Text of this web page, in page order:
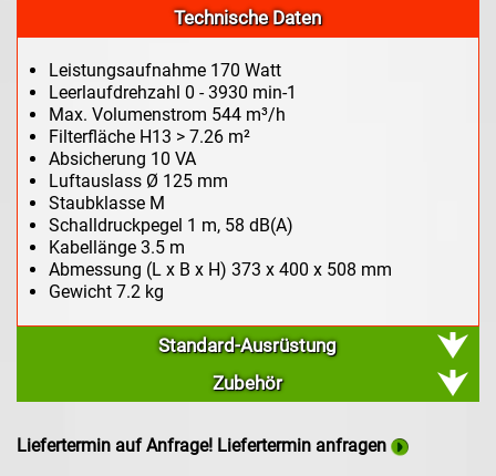
Technische Daten
Leistungsaufnahme 170 Watt
Leerlaufdrehzahl 0 - 3930 min-1
Max. Volumenstrom 544 m³/h
Filterfläche H13 > 7.26 m²
Absicherung 10 VA
Luftauslass Ø 125 mm
Staubklasse M
Schalldruckpegel 1 m, 58 dB(A)
Kabellänge 3.5 m
Abmessung (L x B x H) 373 x 400 x 508 mm
Gewicht 7.2 kg
Standard-Ausrüstung
Zubehör
Liefertermin auf Anfrage! Liefertermin anfragen